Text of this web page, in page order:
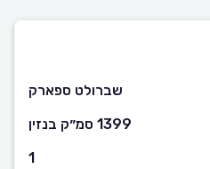
שברולט ספארק
1399 סמ״ק בנזין
1